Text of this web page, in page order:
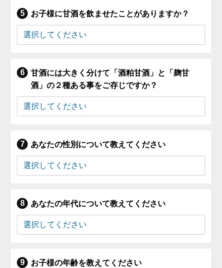
お子様に甘酒を飲ませたことがありますか？
甘酒には大きく分けて「酒粕甘酒」と「麹甘
酒」の２種ある事をご存じですか？
あなたの性別について教えてください
あなたの年代について教えてください
お子様の年齢を教えてください